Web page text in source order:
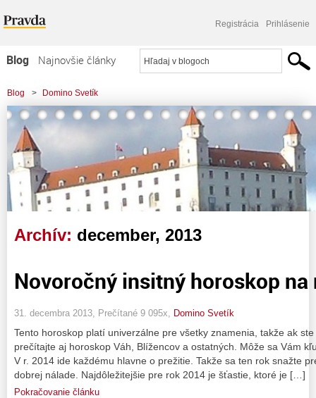
Registrácia Prihlásenie
Blog
Najnovšie články
Najčítanejšie články
Najkomentovanejšie články
Zoznam blogov
Komerčné blogy
Blog > Domino Svetík
Archív: december, 2013
Novoročný insitný horoskop
31. decembra 2013, Prečítané 9 095x, Domino Svetík
Tento horoskop platí univerzálne pre všetky znamenia, takže ak
prečítajte aj horoskop Váh, Blížencov a ostatných. Môže sa Vám
V r. 2014 ide každému hlavne o prežitie. Takže sa ten rok snažte
dobrej nálade. Najdôležitejšie pre rok 2014 je šťastie, ktoré je […]
Pokračovanie článku